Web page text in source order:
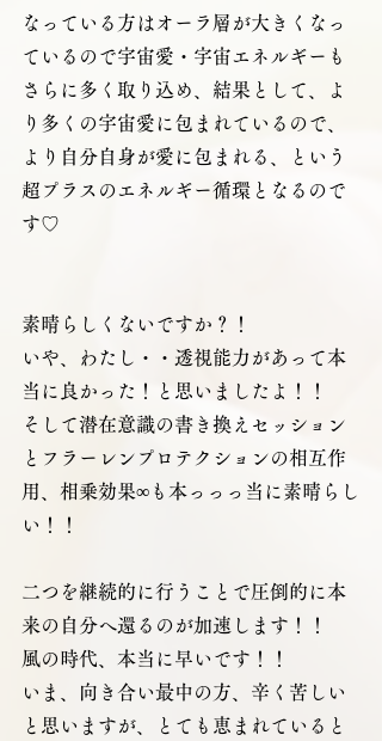
なっている方はオーラ層が大きくなっ
ているので宇宙愛・宇宙エネルギーも
さらに多く取り込め、結果として、よ
り多くの宇宙愛に包まれているので、
より自分自身が愛に包まれる、という
超プラスのエネルギー循環となるので
す♡
素晴らしくないですか？！
いや、わたし・・透視能力があって本
当に良かった！と思いましたよ！！
そして潜在意識の書き換えセッション
とフラーレンプロテクションの相互作
用、相乗効果∞も本っっっ当に素晴らし
い！！
二つを継続的に行うことで圧倒的に本
来の自分へ還るのが加速します！！
風の時代、本当に早いです！！
いま、向き合い最中の方、辛く苦しい
と思いますが、とても恵まれていると